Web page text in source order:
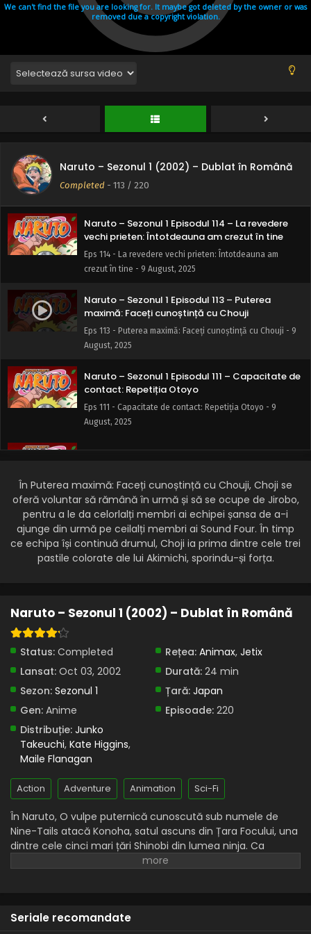
Naruto – Sezonul 1 (2002) – Dublat în Română
Completed - 113 / 220
Eps 118 - Echipa întârzie - 9 August, 2025
Naruto – Sezonul 1 Episodul 117 – Motivul
Makerarenai
Eps 117 - Motivul Makerarenai - 9 August, 2025
Naruto – Sezonul 1 Episodul 116 – Bătălia 360
Eps 116 - Bătălia 360 - 9 August, 2025
Naruto – Sezonul 1 Episodul 115 – Eu sunt
oponentul tău
Naruto – Sezonul 1 Episodul 114 – La revedere
vechi prieten: Întotdeauna am crezut în tine
Eps 114 - La revedere vechi prieten: Întotdeauna am
crezut în tine - 9 August, 2025
Naruto – Sezonul 1 Episodul 113 – Puterea
maximă: Faceți cunoștință cu Chouji
Eps 113 - Puterea maximă: Faceți cunoștință cu Chouji - 9
August, 2025
Naruto – Sezonul 1 Episodul 111 – Capacitate de
contact: Repetiția Otoyo
Eps 111 - Capacitate de contact: Repetiția Otoyo - 9
August, 2025
Naruto – Sezonul 1 Episodul 110 – Cinci membrii
Eps 110 - Cinci membrii ai Konohei cu Formația Pereții de
Fier - 9 August, 2025
Naruto – Sezonul 1 Episodul 109 – O invitație de
la sunet
Eps 109 - O invitație de la sunet - 9 August, 2025
sau legături rupte
Eps 108 - Rivali mai buni sau legături rupte - 9 August,
Naruto – Sezonul 1 Episodul 107 – Bătălia
începe: Naruto vs Sasuke
Eps 107 - Bătălia începe: Naruto vs Sasuke - 9 August,
Naruto – Sezonul 1 Episodul 106 – Un act final
de determinare
înainte de final
Eps 105 - Bătălie înainte de final - 9 August, 2025
Naruto – Sezonul 1 Episodul 104 – Fugi Idate
2025
În Puterea maximă: Faceți cunoștință cu Chouji, Choji se
oferă voluntar să rămână în urmă și să se ocupe de Jirobo,
pentru a le da celorlalți membri ai echipei șansa de a-i
ajunge din urmă pe ceilalți membri ai Sound Four. În timp
ce echipa își continuă drumul, Choji ia prima dintre cele trei
pastile colorate ale lui Akimichi, sporindu-și forța.
Naruto – Sezonul 1 (2002) – Dublat în Română
Status: Completed Rețea: Animax, Jetix
Lansat: Oct 03, 2002 Durată: 24 min
Sezon: Sezonul 1 Țară: Japan
Gen: Anime Episoade: 220
Distribuție: Junko
Takeuchi, Kate Higgins,
Maile Flanagan
Action Adventure Animation Sci-Fi
În Naruto, O vulpe puternică cunoscută sub numele de
Nine-Tails atacă Konoha, satul ascuns din Țara Focului, una
dintre cele cinci mari țări Shinobi din lumea ninja. Ca
răspuns, liderul Konoha și al patrulea Hokage, Minato
Seriale recomandate